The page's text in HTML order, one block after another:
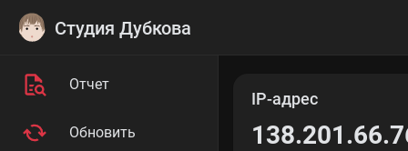
Студия Дубкова
Отчет
Обновить
IP-адрес